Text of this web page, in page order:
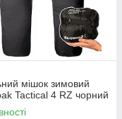
мішок зимовий
Tactical 4 RZ чорний